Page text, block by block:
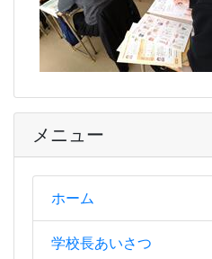
メニュー
ホーム
学校長あいさつ